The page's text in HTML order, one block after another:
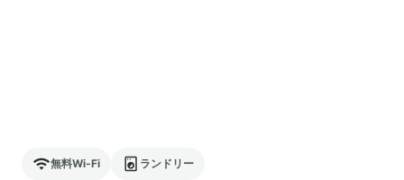
無料Wi-Fi ランドリー